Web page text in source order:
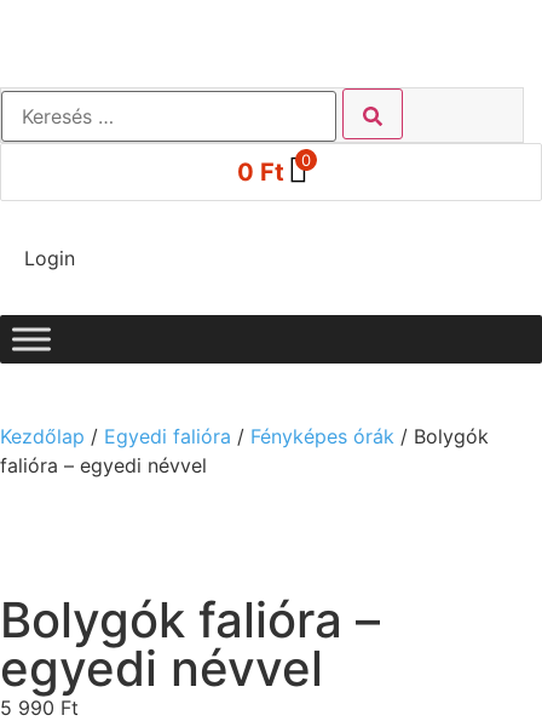
0 Ft 0
Login
Kezdőlap / Egyedi falióra / Fényképes órák / Bolygók
falióra – egyedi névvel
Bolygók falióra –
egyedi névvel
5 990 Ft